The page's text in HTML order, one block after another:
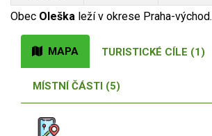
Obec Oleška leží v okrese Praha-východ.
MAPA TURISTICKÉ CÍLE (1)
MÍSTNÍ ČÁSTI (5)